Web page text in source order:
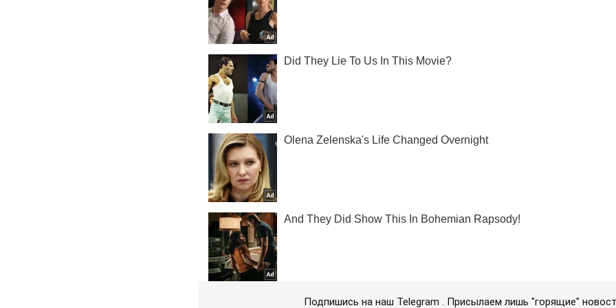
Подпишись на наш Telegram . Присылаем лишь "горящие"